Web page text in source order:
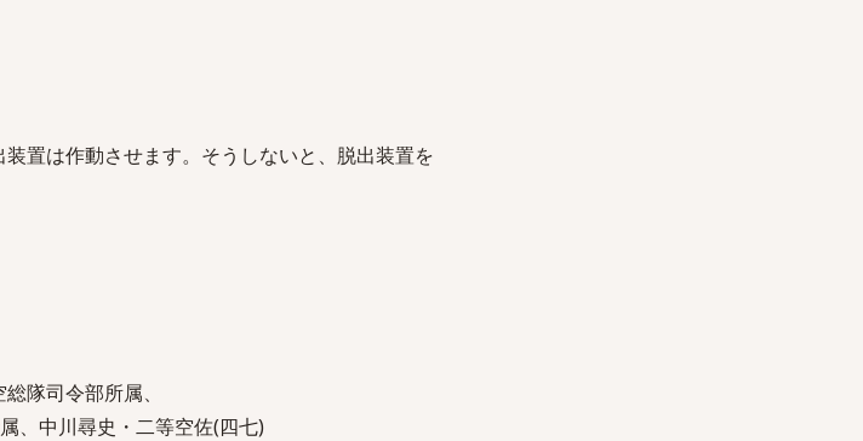
置は作動させます。そうしないと、脱出装置を
隊司令部所属、
、中川尋史・二等空佐(四七)